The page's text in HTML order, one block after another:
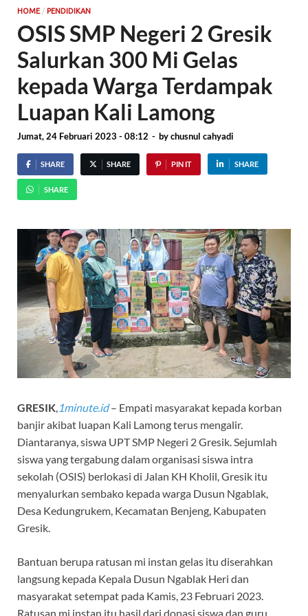
HOME / PENDIDIKAN
OSIS SMP Negeri 2 Gresik
Salurkan 300 Mi Gelas
kepada Warga Terdampak
Luapan Kali Lamong
Jumat, 24 Februari 2023 - 08:12 - bychusnul cahyadi
SHARE SHARE PIN IT SHARE
SHARE
GRESIK 1minute.id– Empati masyarakat kepada korban
banjir akibat luapan Kali Lamong terus mengalir.
Diantaranya, siswa UPT SMP Negeri 2 Gresik. Sejumlah
siswa yang tergabung dalam organisasi siswa intra
sekolah (OSIS) berlokasi di Jalan KH Kholil, Gresik itu
menyalurkan sembako kepada warga Dusun Ngablak,
Desa Kedungrukem, Kecamatan Benjeng, Kabupaten
Gresik.
Bantuan berupa ratusan mi instan gelas itu diserahkan
langsung kepada Kepala Dusun Ngablak Heri dan
masyarakat setempat pada Kamis, 23 Februari 2023.
Ratusan mi instan itu hasil dari donasi siswa dan guru